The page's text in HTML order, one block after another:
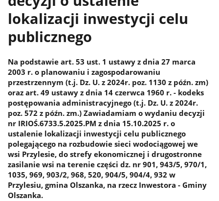
lokalizacji inwestycji celu
publicznego
Na podstawie art. 53 ust. 1 ustawy z dnia 27 marca
2003 r. o planowaniu i zagospodarowaniu
przestrzennym (t.j. Dz. U. z 2024r. poz. 1130 z późn. zm)
oraz art. 49 ustawy z dnia 14 czerwca 1960 r. - kodeks
postępowania administracyjnego (t.j. Dz. U. z 2024r.
poz. 572 z późn. zm.) Zawiadamiam o wydaniu decyzji
nr IRIOŚ.6733.5.2025.PM z dnia 15.10.2025 r. o
ustalenie lokalizacji inwestycji celu publicznego
polegającego na rozbudowie sieci wodociągowej we
wsi Przylesie, do strefy ekonomicznej i drugostronne
zasilanie wsi na terenie części dz. nr 901, 943/5, 970/1,
1035, 969, 903/2, 968, 520, 904/5, 904/4, 932 w
Przylesiu, gmina Olszanka, na rzecz Inwestora - Gminy
Olszanka.